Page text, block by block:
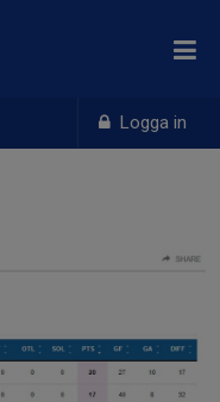
Logga in